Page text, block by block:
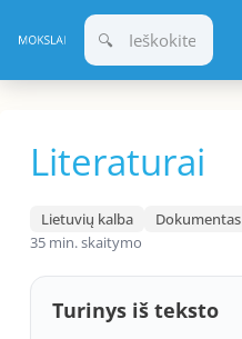
prie
turinio
Literaturai
Lietuvių kalba Dokumentas
35 min. skaitymo
Turinys iš teksto